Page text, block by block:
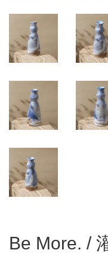
Be More. /